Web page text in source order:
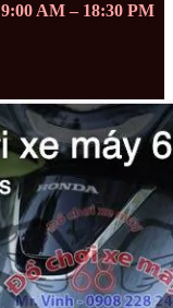
AM – 18:30 PM